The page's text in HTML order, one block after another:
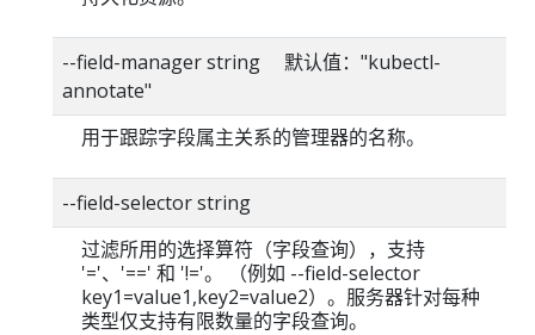
--field-manager string 默认值："kubectl-
annotate"
用于跟踪字段属主关系的管理器的名称。
--field-selector string
过滤所用的选择算符（字段查询），支持
'='、'==' 和 '!='。 （例如 --field-selector
key1=value1,key2=value2）。服务器针对每种
类型仅支持有限数量的字段查询。